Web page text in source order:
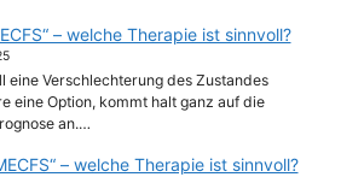
– welche Therapie ist sinnvoll?
eine Verschlechterung des Zustandes
eine Option, kommt halt ganz auf die
an.…
– welche Therapie ist sinnvoll?